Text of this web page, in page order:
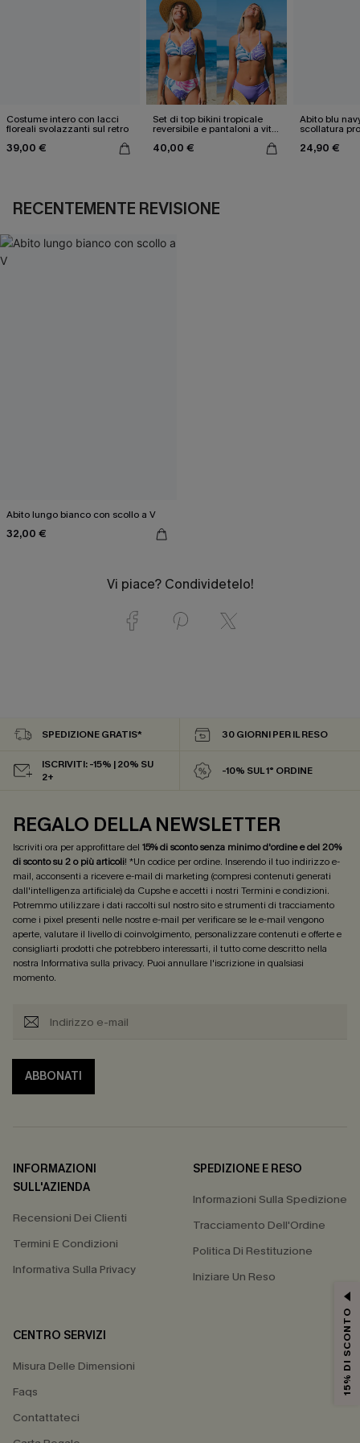
Costume intero con lacci
floreali svolazzanti sul retro
39,00 €
Set di top bikini tropicale
reversibile e pantaloni a vita
40,00 €
Abito blu
scollatura
24,90 €
RECENTEMENTE REVISIONE
Abito lungo bianco con scollo a V
32,00 €
Vi piace? Condividetelo!
SPEDIZIONE GRATIS* 30 GIORNI PER IL RESO
ISCRIVITI: -15% | 20% SU
2+
-10% SUL 1° ORDINE
REGALO DELLA NEWSLETTER
Iscriviti ora per approfittare del 15% di sconto senza minimo d'ordine e del 20%
di sconto su 2 o più articoli! *Un codice per ordine. Inserendo il tuo indirizzo e-
mail, acconsenti a ricevere e-mail di marketing (compresi contenuti generati
dall'intelligenza artificiale) da Cupshe e accetti i nostri Termini e condizioni.
Potremmo utilizzare i dati raccolti sul nostro sito e strumenti di tracciamento
come i pixel presenti nelle nostre e-mail per verificare se le e-mail vengono
aperte, valutare il livello di coinvolgimento, personalizzare contenuti e offerte e
consigliarti prodotti che potrebbero interessarti, il tutto come descritto nella
nostra Informativa sulla privacy. Puoi annullare l'iscrizione in qualsiasi
momento.
ABBONATI
INFORMAZIONI
SULL'AZIENDA
Recensioni Dei Clienti
Termini E Condizioni
Informativa Sulla Privacy
SPEDIZIONE E RESO
Informazioni Sulla Spedizione
Tracciamento Dell'Ordine
Politica Di Restituzione
Iniziare Un Reso
CENTRO SERVIZI
Misura Delle Dimensioni
Faqs
Contattateci
15% DI SCONTO